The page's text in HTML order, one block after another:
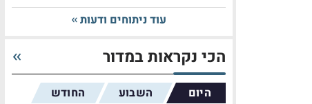
עוד ניתוחים ודעות
הכי נקראות במדור
היום השבוע החודש